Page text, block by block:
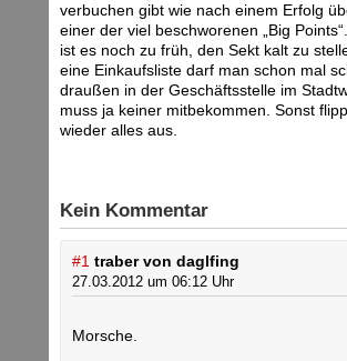
verbuchen gibt wie nach einem Erfolg
einer der viel beschworenen „Big
ist es noch zu früh, den Sekt kalt zu
eine Einkaufsliste darf man schon mal
draußen in der Geschäftsstelle im
muss ja keiner mitbekommen. Sonst
wieder alles aus.
Kein Kommentar
#1 traber von daglfing
27.03.2012 um 06:12 Uhr
Morsche.